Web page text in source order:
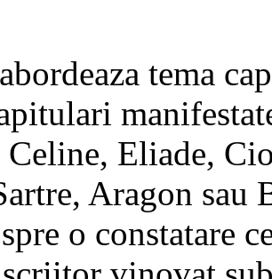
tema
Eliade,
Aragon sau
o constatare